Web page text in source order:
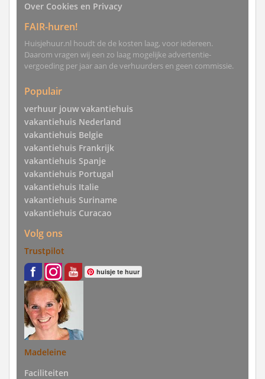
Over Cookies en Privacy
FAIR-huren!
Huisjehuur.nl houdt de de kosten laag, voor iedereen.
Daarom vragen wij een zo laag mogelijke advertentie-
vergoeding per jaar aan de verhuurders en geen commissie.
Populair
verhuur jouw vakantiehuis
vakantiehuis Nederland
vakantiehuis Belgie
vakantiehuis Frankrijk
vakantiehuis Spanje
vakantiehuis Portugal
vakantiehuis Italie
vakantiehuis Suriname
vakantiehuis Curacao
Volg ons
Trustpilot
huisje te huur
Madeleine
Faciliteiten